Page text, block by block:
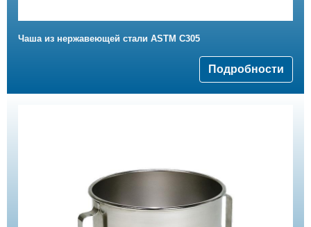
Чаша из нержавеющей стали ASTM C305
Подробности